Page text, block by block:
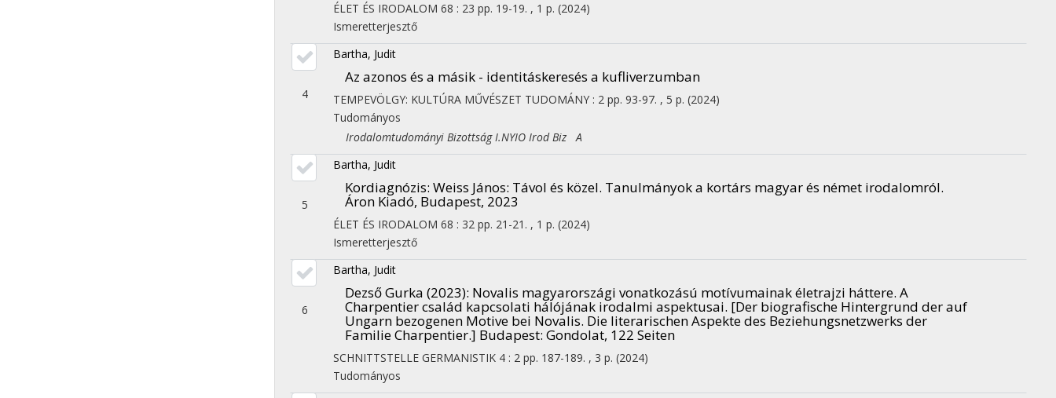
ÉLET ÉS IRODALOM 68 : 23 pp. 19-19. , 1 p. (2024)
Ismeretterjesztő
4
Bartha, Judit
Az azonos és a másik - identitáskeresés a kufliverzumban
TEMPEVÖLGY: KULTÚRA MŰVÉSZET TUDOMÁNY : 2 pp. 93-97. , 5 p. (2024)
Tudományos
Irodalomtudományi Bizottság I.NYIO Irod Biz A
5
Bartha, Judit
Kordiagnózis: Weiss János: Távol és közel. Tanulmányok a kortárs magyar és német irodalomról.
Áron Kiadó, Budapest, 2023
ÉLET ÉS IRODALOM 68 : 32 pp. 21-21. , 1 p. (2024)
Ismeretterjesztő
6
Bartha, Judit
Dezső Gurka (2023): Novalis magyarországi vonatkozású motívumainak életrajzi háttere. A
Charpentier család kapcsolati hálójának irodalmi aspektusai. [Der biografische Hintergrund der auf
Ungarn bezogenen Motive bei Novalis. Die literarischen Aspekte des Beziehungsnetzwerks der
Familie Charpentier.] Budapest: Gondolat, 122 Seiten
SCHNITTSTELLE GERMANISTIK 4 : 2 pp. 187-189. , 3 p. (2024)
Tudományos